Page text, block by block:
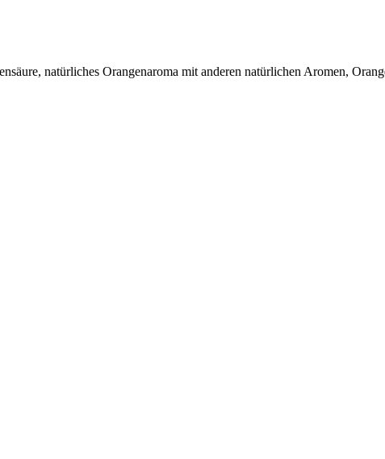
natürliches Orangenaroma mit anderen natürlichen Aromen,